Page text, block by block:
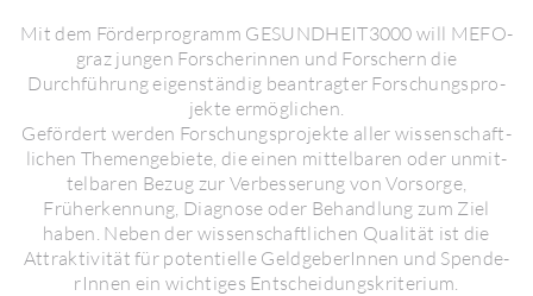
Mit dem Förder­pro­gramm GESUND­HEIT3000 will MEFO­
graz jungen Forsche­rinnen und Forschern die
Durchführung eigen­ständig bean­tragter Forschungs­pro­
jekte ermög­li­chen.
Geför­dert werden Forschungs­pro­jekte aller wissen­schaft­
li­chen Themen­ge­biete, die einen mittel­baren oder unmit­
tel­baren Bezug zur Verbes­se­rung von Vorsorge,
Früherken­nung, Diagnose oder Behand­lung zum Ziel
haben. Neben der wissen­schaft­li­chen Qualität ist die
Attrak­ti­vität für poten­ti­elle Geld­ge­be­rInnen und Spen­de­
rInnen ein wich­tiges Entschei­dungs­kri­te­rium.